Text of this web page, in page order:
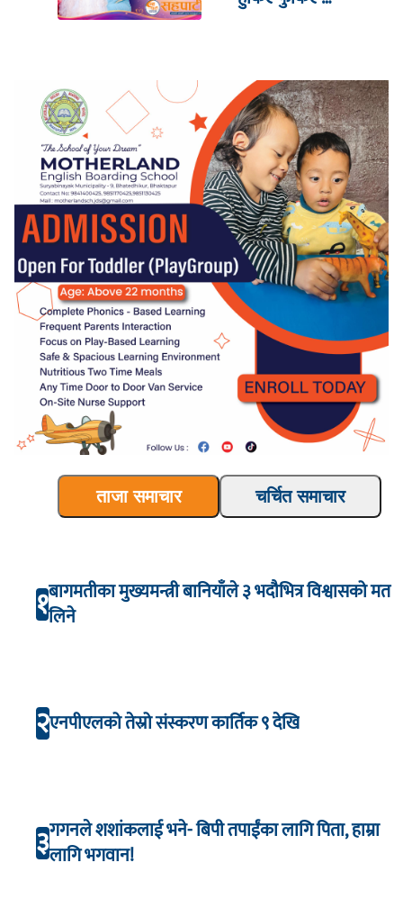
ताजा समाचार चर्चित समाचार
१बागमतीका मुख्यमन्त्री बानियाँले ३ भदौभित्र विश्वासको मत
लिने
२एनपीएलको तेस्रो संस्करण कार्तिक ९ देखि
३गगनले शशांकलाई भने- बिपी तपाईंका लागि पिता, हाम्रा
लागि भगवान!